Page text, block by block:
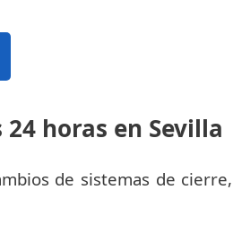
horas en Sevilla
de sistemas de